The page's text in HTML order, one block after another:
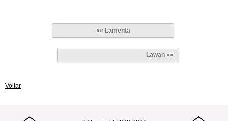
«« Lamenta
Lawan »»
Voltar